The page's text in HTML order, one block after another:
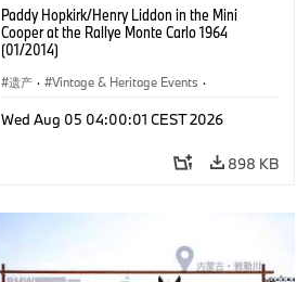
Paddy Hopkirk/Henry Liddon in the Mini
Cooper at the Rallye Monte Carlo 1964
(01/2014)
遗产 · Vintage & Heritage Events ·
Wed Aug 05 04:00:01 CEST 2026
898 KB